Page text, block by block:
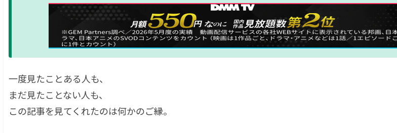
一度見たことある人も、
まだ見たことない人も、
この記事を見てくれたのは何かのご縁。